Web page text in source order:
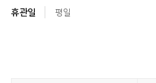
휴관일 평일